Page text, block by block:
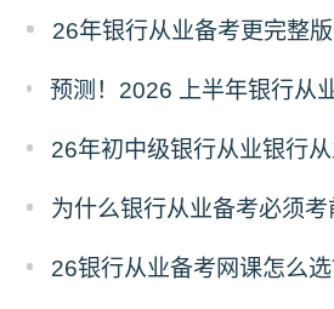
26年银行从业备考更完整版